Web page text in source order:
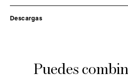
Descargas
Puedes